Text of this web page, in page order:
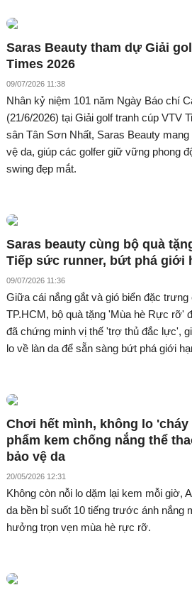
Saras Beauty tham dự Giải
Times 2026
09/07/2026 11:38
Nhân kỷ niệm 101 năm Ngày Báo chí
(21/6/2026) tại Giải golf tranh cúp VTV
sân Tân Sơn Nhất, Saras Beauty
vệ da, giúp các golfer giữ vững phong
swing đẹp mắt.
Saras beauty cùng bộ quà
Tiếp sức runner, bứt phá giới
09/07/2026 11:36
Giữa cái nắng gắt và gió biển đặc
TP.HCM, bộ quà tặng 'Mùa hè Rực rỡ'
đã chứng minh vị thế 'trợ thủ đắc lực',
lo về làn da để sẵn sàng bứt phá giới
Chơi hết mình, không lo
phẩm kem chống nắng thể
bảo vệ da
20/05/2026 12:31
Không còn nỗi lo dặm lại kem mỗi giờ,
da bền bỉ suốt 10 tiếng trước ánh nắng
hưởng trọn vẹn mùa hè rực rỡ.